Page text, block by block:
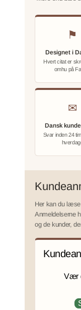
⚑
Designet i
Hvert citat er
omhu på
✉
Dansk
Svar inden 24
Her kan du
Anmeldelserne
og de kunder,
Vær